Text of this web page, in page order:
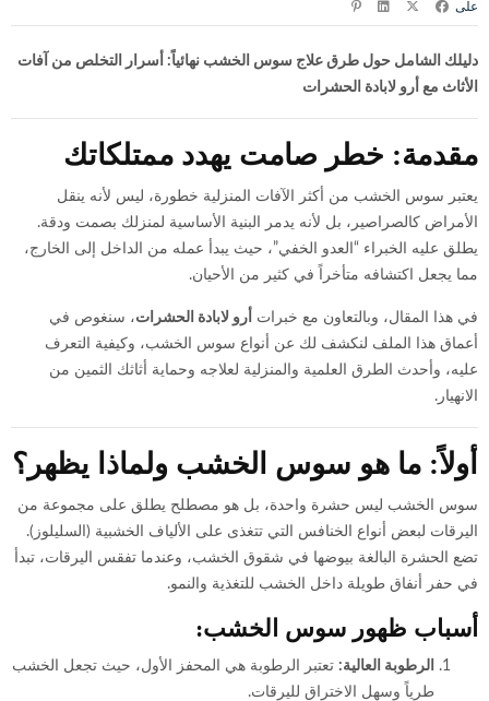
على
دليلك الشامل حول طرق علاج سوس الخشب نهائياً: أسرار التخلص من آفات
الأثاث مع أرو لابادة الحشرات
مقدمة: خطر صامت يهدد ممتلكاتك
يعتبر سوس الخشب من أكثر الآفات المنزلية خطورة، ليس لأنه ينقل
الأمراض كالصراصير، بل لأنه يدمر البنية الأساسية لمنزلك بصمت ودقة.
يطلق عليه الخبراء “العدو الخفي”، حيث يبدأ عمله من الداخل إلى الخارج،
مما يجعل اكتشافه متأخراً في كثير من الأحيان.
في هذا المقال، وبالتعاون مع خبرات أرو لابادة الحشرات، سنغوص في
أعماق هذا الملف لنكشف لك عن أنواع سوس الخشب، وكيفية التعرف
عليه، وأحدث الطرق العلمية والمنزلية لعلاجه وحماية أثاثك الثمين من
الانهيار.
أولاً: ما هو سوس الخشب ولماذا يظهر؟
سوس الخشب ليس حشرة واحدة، بل هو مصطلح يطلق على مجموعة من
اليرقات لبعض أنواع الخنافس التي تتغذى على الألياف الخشبية (السليلوز).
تضع الحشرة البالغة بيوضها في شقوق الخشب، وعندما تفقس اليرقات، تبدأ
في حفر أنفاق طويلة داخل الخشب للتغذية والنمو.
أسباب ظهور سوس الخشب:
الرطوبة العالية: تعتبر الرطوبة هي المحفز الأول، حيث تجعل الخشب
طرياً وسهل الاختراق لليرقات.